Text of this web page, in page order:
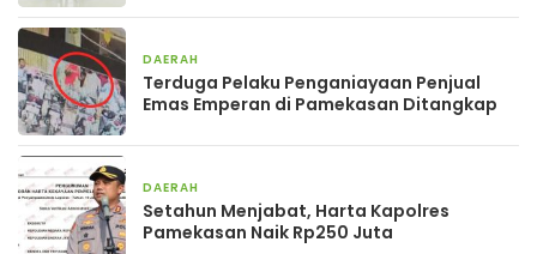
DAERAH
Terduga Pelaku Penganiayaan Penjual
Emas Emperan di Pamekasan Ditangkap
DAERAH
Setahun Menjabat, Harta Kapolres
Pamekasan Naik Rp250 Juta